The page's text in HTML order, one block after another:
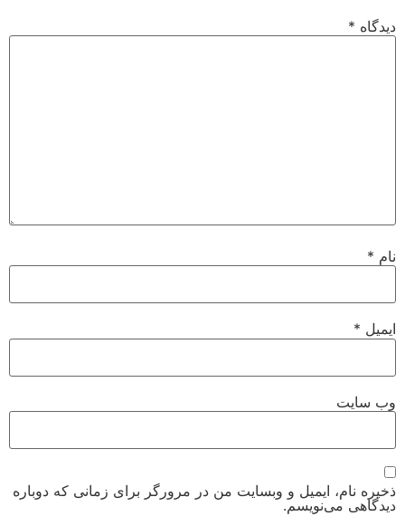
دیدگاه *
نام *
ایمیل *
وب‌ سایت
ذخیره نام، ایمیل و وبسایت من در مرورگر برای زمانی که دوباره
دیدگاهی می‌نویسم.